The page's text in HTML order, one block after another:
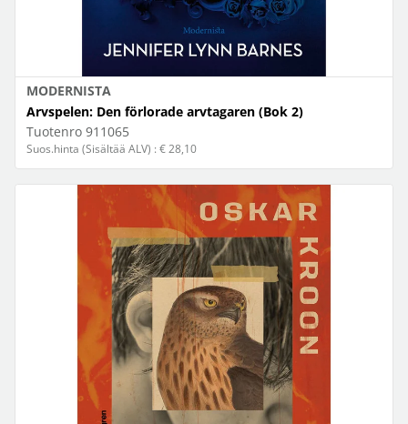
MODERNISTA
Arvspelen: Den förlorade arvtagaren (Bok 2)
Tuotenro 911065
Suos.hinta (Sisältää ALV) : € 28,10